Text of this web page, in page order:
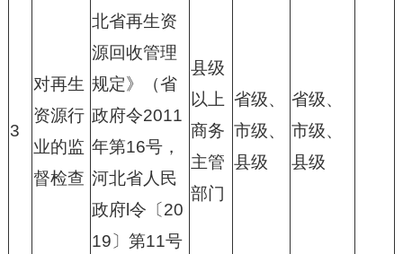
3
对再生
资源行
业的监
督检查
北省再生资
源回收管理
规定》（省
政府令2011
年第16号，
河北省人民
政府l令〔20
19〕第11号
县级
以上
商务
主管
部门
省级、
市级、
县级
省级、
市级、
县级